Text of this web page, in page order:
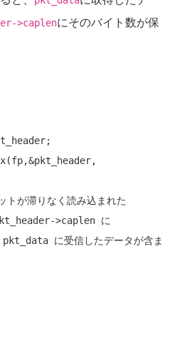
>caplenにそのバイト数が保
トが滞りなく読み込まれた
>caplen に
に受信したデータが含ま